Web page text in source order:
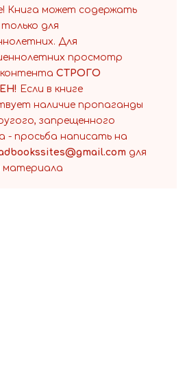
Книга может содержать
для
Для
просмотр
СТРОГО
Если в книге
наличие пропаганды
запрещенного
- просьба написать на
для
материала